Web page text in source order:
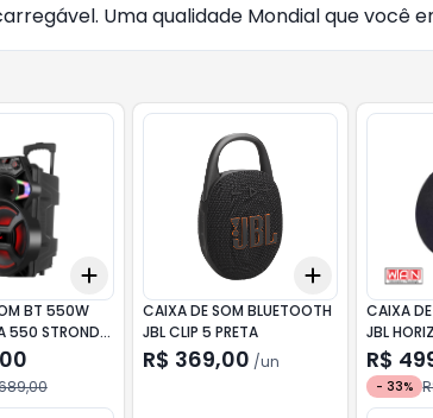
Uma qualidade Mondial que você
Add
BT 550W
550 STRONDO
+5 +10
Add
CAIXA DE SOM BLUETOOTH
JBL CLIP 5 PRETA
R$ 369,00 /un
CAIXA
JBL
R$
- 33%